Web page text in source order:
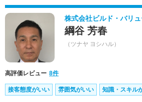
株式会社ビルド・バリ
綱谷 芳春
（ツナヤ ヨシハル）
高評価レビュー 8件
接客態度がいい 雰囲気がいい 知識・スキル